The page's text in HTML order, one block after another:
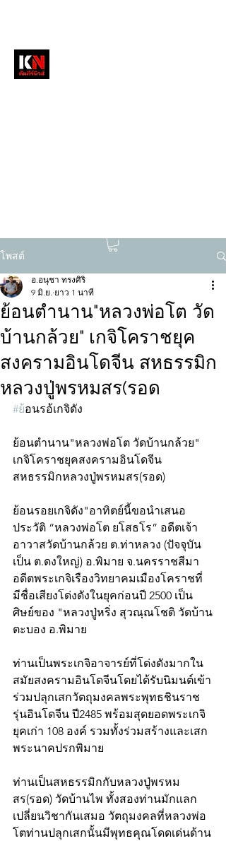
โพสต์
ย้อนตำนาน"หลวงพ่อโต วัด
บ้านกล้วย" เกจิโคราชยุค
สงครามอินโดจีน สหธรรมิก
หลวงปู่พรหมสร(รอด
อ.อนุชา ทรงศิริ
9 มิ.ย. ยาว 1 นาที
#ย้อนรอ้เกจิดัง
ย้อนตำนาน"หลวงพ่อโต วัดบ้านกล้วย"
เกจิโคราชยุคสงครามอินโดจีน
สหธรรมิกหลวงปู่พรหมสร(รอด)
ย้อนรอยเกจิดัง"อาทิตย์นี้ขอนำเสนอ
ประวัติ “หลวงพ่อโต ยโสธโร” อดีตเจ้า
อาวาสวัดบ้านกล้วย ต.ท่าหลวง (ปัจจุบัน
เป็น ต.ดงใหญ่) อ.พิมาย จ.นครราชสีมา
อดีตพระเกจิเรืองวิทยาคมเมืองโคราชที่
มีชื่อเสียงโด่งดังในยุคก่อนปี 2500 เป็น
ศิษย์ของ "หลวงปู่หริ่ง สุวณฺณโชติ วัดบ้าน
ตะบอง อ.พิมาย
ท่านเป็นพระเกจิอาจารย์ที่โด่งดังมากใน
สมัยสงครามอินโดจีนโดยได้รับนิมนต์เข้า
ร่วมปลุกเสกวัตถุมงคลพระพุทธชินราช
รุ่นอินโดจีน ปี2485 พร้อมสุดยอดพระเกจิ
ยุคเก่า 108 องค์ รวมทั้งร่วมสร้างและเสก
พระนาคปรกพิมาย
ท่านเป็นสหธรรมิกกับหลวงปู่พรหม
สร(รอด) วัดบ้านไพ ทั้งสองท่านมักแลก
เปลี่ยนวิชากันเสมอ วัตถุมงคลที่หลวงพ่อ
โตท่านปลุกเสกนั้นมีพุทธคุณโดดเด่นด้าน